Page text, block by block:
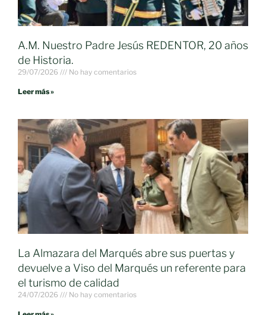
A.M. Nuestro Padre Jesús REDENTOR, 20 años
de Historia.
29/07/2026 No hay comentarios
Leer más »
La Almazara del Marqués abre sus puertas y
devuelve a Viso del Marqués un referente para
el turismo de calidad
24/07/2026 No hay comentarios